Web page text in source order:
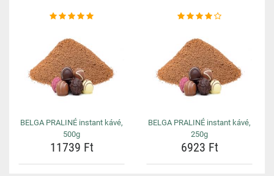
BELGA PRALINÉ instant kávé,
500g
11739 Ft
BELGA PRALINÉ instant kávé,
250g
6923 Ft